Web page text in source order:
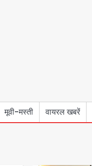
मूवी-मस्ती वायरल खबरें